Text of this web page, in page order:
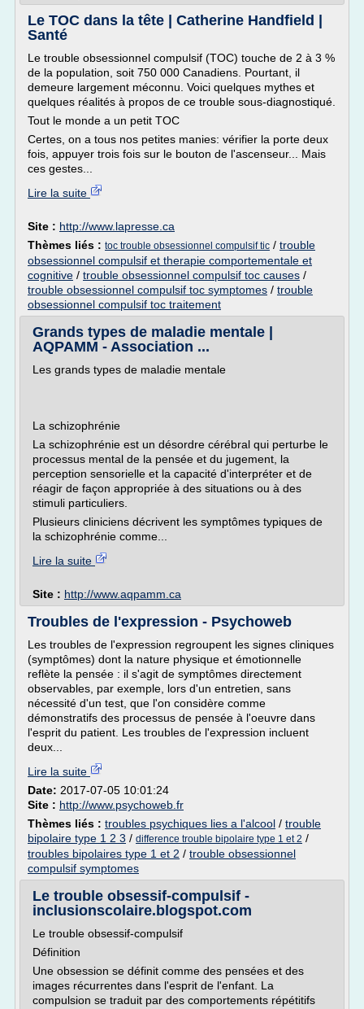
Le TOC dans la tête | Catherine Handfield |
Santé
Le trouble obsessionnel compulsif (TOC) touche de 2 à 3 %
de la population, soit 750 000 Canadiens. Pourtant, il
demeure largement méconnu. Voici quelques mythes et
quelques réalités à propos de ce trouble sous-diagnostiqué.
Tout le monde a un petit TOC
Certes, on a tous nos petites manies: vérifier la porte deux
fois, appuyer trois fois sur le bouton de l'ascenseur... Mais
ces gestes...
Lire la suite
Site : http://www.lapresse.ca
Thèmes liés : toc trouble obsessionnel compulsif tic / trouble
obsessionnel compulsif et therapie comportementale et
cognitive / trouble obsessionnel compulsif toc causes /
trouble obsessionnel compulsif toc symptomes / trouble
obsessionnel compulsif toc traitement
Grands types de maladie mentale |
AQPAMM - Association ...
Les grands types de maladie mentale
La schizophrénie
La schizophrénie est un désordre cérébral qui perturbe le
processus mental de la pensée et du jugement, la
perception sensorielle et la capacité d'interpréter et de
réagir de façon appropriée à des situations ou à des
stimuli particuliers.
Plusieurs cliniciens décrivent les symptômes typiques de
la schizophrénie comme...
Lire la suite
Site : http://www.aqpamm.ca
Troubles de l'expression - Psychoweb
Les troubles de l'expression regroupent les signes cliniques
(symptômes) dont la nature physique et émotionnelle
reflète la pensée : il s'agit de symptômes directement
observables, par exemple, lors d'un entretien, sans
nécessité d'un test, que l'on considère comme
démonstratifs des processus de pensée à l'oeuvre dans
l'esprit du patient. Les troubles de l'expression incluent
deux...
Lire la suite
Date: 2017-07-05 10:01:24
Site : http://www.psychoweb.fr
Thèmes liés : troubles psychiques lies a l'alcool / trouble
bipolaire type 1 2 3 / difference trouble bipolaire type 1 et 2 /
troubles bipolaires type 1 et 2 / trouble obsessionnel
compulsif symptomes
Le trouble obsessif-compulsif -
inclusionscolaire.blogspot.com
Le trouble obsessif-compulsif
Définition
Une obsession se définit comme des pensées et des
images récurrentes dans l'esprit de l'enfant. La
compulsion se traduit par des comportements répétitifs